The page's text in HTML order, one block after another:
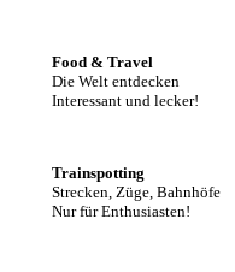
Food & Travel
Die Welt entdecken
Interessant und lecker!
Trainspotting
Strecken, Züge, Bahnhöfe
Nur für Enthusiasten!